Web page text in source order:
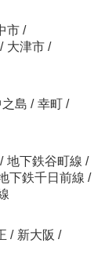
市 /
/ 大津市 /
之島 / 幸町 /
/ 地下鉄谷町線 /
下鉄千日前線 /
/ 新大阪 /